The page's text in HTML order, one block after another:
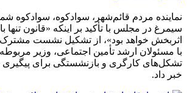
نماینده مردم قائم‌شهر، سوادکوه، سوادکوه
سیمرغ در مجلس با تأکید بر اینکه «قانون تنها
با مسئولان ارشد تأمین اجتماعی، وزیر مربوطه
تشکل‌های کارگری و بازنشستگی برای پیگیری
خبر داد.